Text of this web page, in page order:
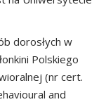
dorosłych w
Polskiego
(nr cert.
and